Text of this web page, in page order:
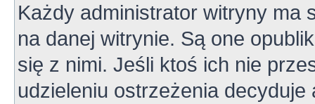
Każdy administrator witryny ma
na danej witrynie. Są one
się z nimi. Jeśli ktoś ich nie
udzieleniu ostrzeżenia